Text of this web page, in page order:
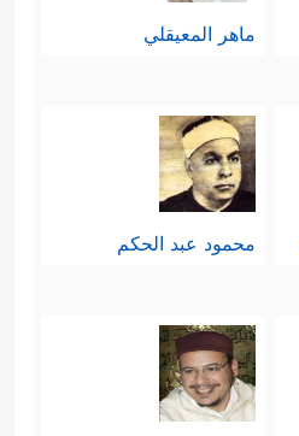
ماهر المعيقلي
محمود عبد الحكم